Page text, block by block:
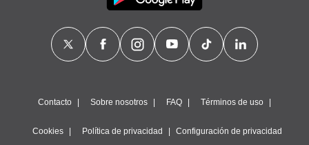
Contacto Sobre nosotros FAQ Términos de uso
Cookies Política de privacidad Configuración de privacidad